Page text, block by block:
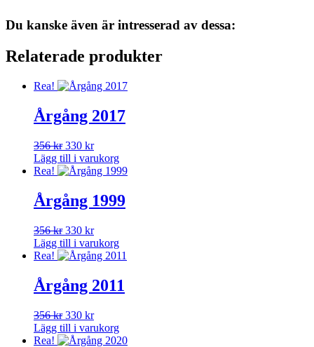
Du kanske även är intresserad av dessa:
Relaterade produkter
Rea!
Årgång 2017
356kr Det
ursprungliga
priset
356 kr.
330 krDet
nuvarande
priset
330 kr.
Lägg till i varukorg
Rea!
Årgång 1999
356kr Det
ursprungliga
priset
356 kr.
330 krDet
nuvarande
priset
330 kr.
Lägg till i varukorg
Rea!
Årgång 2011
356kr Det
ursprungliga
priset
330 krDet
nuvarande
priset
Lägg till i varukorg
Rea!